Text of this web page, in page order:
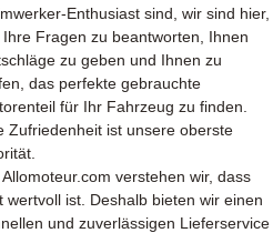
Enthusiast sind, wir sind hier,
Ihre Fragen zu beantworten, Ihnen
zu geben und Ihnen zu
das perfekte gebrauchte
für Ihr Fahrzeug zu finden.
Zufriedenheit ist unsere oberste
Allomoteur.com verstehen wir, dass
wertvoll ist. Deshalb bieten wir einen
und zuverlässigen Lieferservice